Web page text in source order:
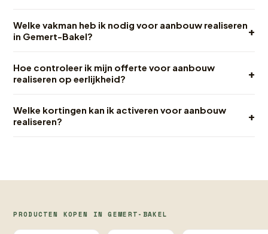
Welke vakman heb ik nodig voor aanbouw realiseren
in Gemert-Bakel?
+
Hoe controleer ik mijn offerte voor aanbouw
realiseren op eerlijkheid?
+
Welke kortingen kan ik activeren voor aanbouw
realiseren?
+
PRODUCTEN KOPEN IN GEMERT-BAKEL